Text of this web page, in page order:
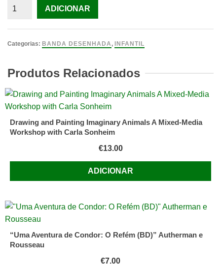
Quantidade
Tesouro
o
Terrível
de
ADICIONAR
Categorias: BANDA DESENHADA , INFANTIL
Produtos Relacionados
Drawing and Painting Imaginary Animals A Mixed-Media
Workshop with Carla Sonheim
€13.00
ADICIONAR
“Uma Aventura de Condor: O Refém (BD)” Autherman e
Rousseau
€7.00